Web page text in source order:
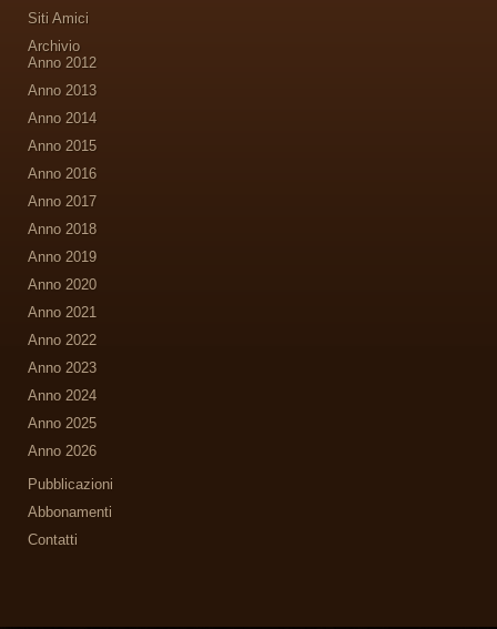
Siti Amici
Archivio
Anno 2012
Anno 2013
Anno 2014
Anno 2015
Anno 2016
Anno 2017
Anno 2018
Anno 2019
Anno 2020
Anno 2021
Anno 2022
Anno 2023
Anno 2024
Anno 2025
Anno 2026
Pubblicazioni
Abbonamenti
Contatti